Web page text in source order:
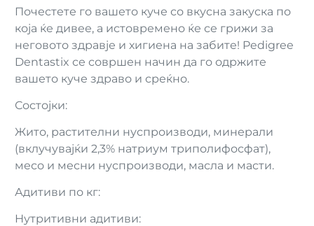
Почестете го вашето куче со вкусна закуска по
која ќе дивее, а истовремено ќе се грижи за
неговото здравје и хигиена на забите! Pedigree
Dentastix се совршен начин да го одржите
вашето куче здраво и среќно.
Состојки:
Жито, растителни нуспроизводи, минерали
(вклучувајќи 2,3% натриум триполифосфат),
месо и месни нуспроизводи, масла и масти.
Адитиви по кг:
Нутритивни адитиви: